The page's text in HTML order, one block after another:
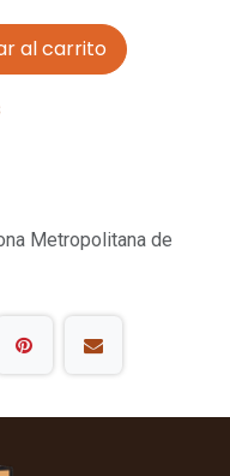
al carrito
Metropolitana de